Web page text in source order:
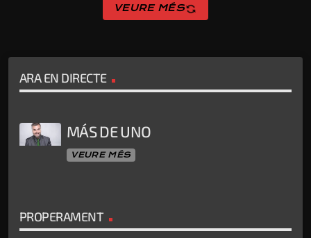
VEURE MÉSsync
ARA EN DIRECTE
MÁS DE UNO
VEURE MÉS
PROPERAMENT